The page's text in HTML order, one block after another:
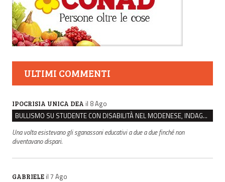
ULTIMI COMMENTI
IPOCRISIA UNICA DEA il 8 Ago
BULLISMO SU STUDENTE CON DISABILITÀ NEL MODENESE, INDAGATI DUE RAGAZZI DI 16 ANNI
Una volta esistevano gli sganassoni educativi a due a due finché non
diventavano dispari.
GABRIELE il 7 Ago